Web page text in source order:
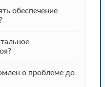
обеспечение
о проблеме до